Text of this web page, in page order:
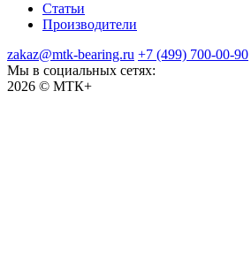
Статьи
Производители
zakaz@mtk-bearing.ru +7 (499) 700-00-90
Мы в социальных сетях:
2026 © МТК+